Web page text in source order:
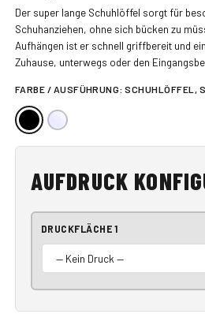
Der super lange Schuhlöffel sorgt für
Schuhanziehen, ohne sich bücken zu
Aufhängen ist er schnell griffbereit und
Zuhause, unterwegs oder den
FARBE / AUSFÜHRUNG:SCHUHLÖFFEL,
AUFDRUCK
DRUCKFLÄCHE 1